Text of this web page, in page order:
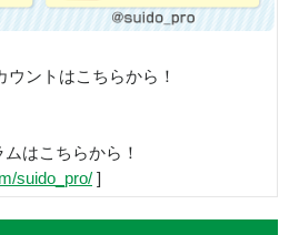
ントはこちらから！
はこちらから！
suido_pro/ ]